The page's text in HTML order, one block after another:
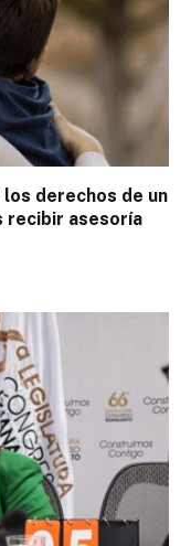
derechos de un
recibir asesoría